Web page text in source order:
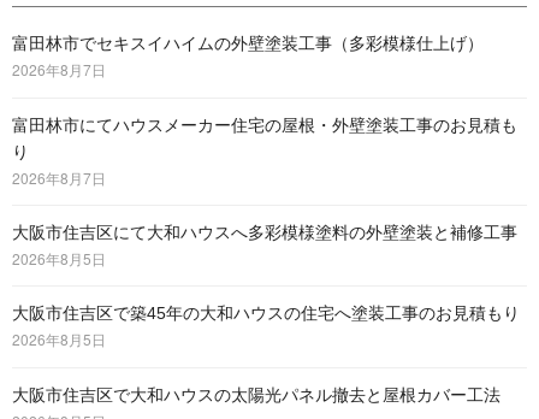
富田林市でセキスイハイムの外壁塗装工事（多彩模様仕上げ）
2026年8月7日
富田林市にてハウスメーカー住宅の屋根・外壁塗装工事のお見積も
り
2026年8月7日
大阪市住吉区にて大和ハウスへ多彩模様塗料の外壁塗装と補修工事
2026年8月5日
大阪市住吉区で築45年の大和ハウスの住宅へ塗装工事のお見積もり
2026年8月5日
大阪市住吉区で大和ハウスの太陽光パネル撤去と屋根カバー工法